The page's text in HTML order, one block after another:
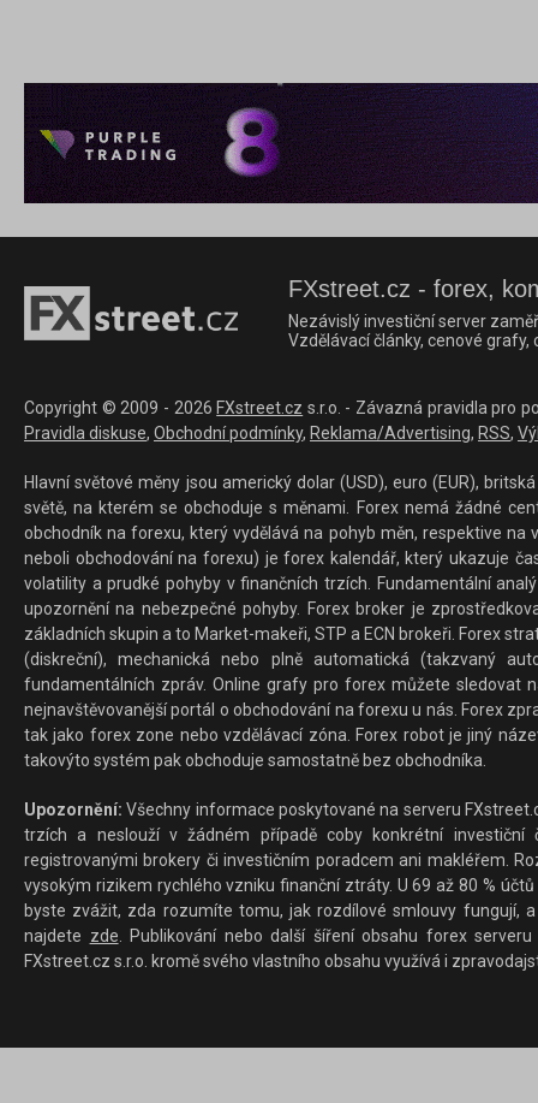
FXstreet.cz - forex,
Nezávislý investiční server
Vzdělávací články, cenové
Copyright © 2009 - 2026 FXstreet.cz s.r.o. - Závazná pravidla pro
Pravidla diskuse, Obchodní podmínky, Reklama/Advertising, RSS,
Hlavní světové měny jsou americký dolar (USD), euro (EUR),
světě, na kterém se obchoduje s měnami. Forex nemá žádné
obchodník na forexu, který vydělává na pohyb měn, respektive
neboli obchodování na forexu) je forex kalendář, který ukazuje
volatility a prudké pohyby v finančních trzích. Fundamentální
upozornění na nebezpečné pohyby. Forex broker je
základních skupin a to Market-makeři, STP a ECN brokeři. Forex
(diskreční), mechanická nebo plně automatická (takzvaný
fundamentálních zpráv. Online grafy pro forex můžete sledovat
nejnavštěvovanější portál o obchodování na forexu u nás. Forex
tak jako forex zone nebo vzdělávací zóna. Forex robot je jiný
takovýto systém pak obchoduje samostatně bez obchodníka.
Upozornění: Všechny informace poskytované na serveru
trzích a neslouží v žádném případě coby konkrétní investiční
registrovanými brokery či investičním poradcem ani makléřem.
vysokým rizikem rychlého vzniku finanční ztráty. U 69 až 80 %
byste zvážit, zda rozumíte tomu, jak rozdílové smlouvy fungují,
najdete zde. Publikování nebo další šíření obsahu forex
FXstreet.cz s.r.o. kromě svého vlastního obsahu využívá i